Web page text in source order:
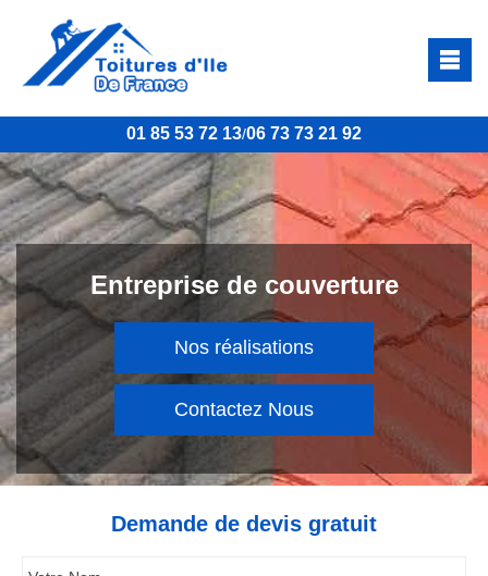
01 85 53 72 13/06 73 73 21 92
Entreprise de couverture
Nos réalisations
Contactez Nous
Demande de devis gratuit